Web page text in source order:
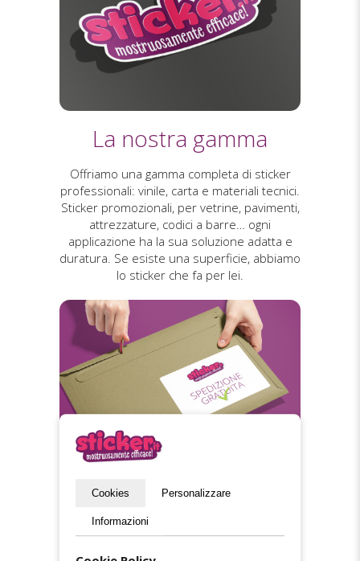
La nostra gamma
Offriamo una gamma completa di sticker
professionali: vinile, carta e materiali tecnici.
Sticker promozionali, per vetrine, pavimenti,
attrezzature, codici a barre… ogni
applicazione ha la sua soluzione adatta e
duratura. Se esiste una superficie, abbiamo
lo sticker che fa per lei.
Spedizione gratuita
La spedizione è gratuita in tutta Italia. Gli
Cookies Personalizzare
Informazioni